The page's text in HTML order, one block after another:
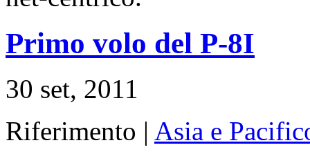
Primo volo del P-8I
30 set, 2011
Riferimento | Asia e